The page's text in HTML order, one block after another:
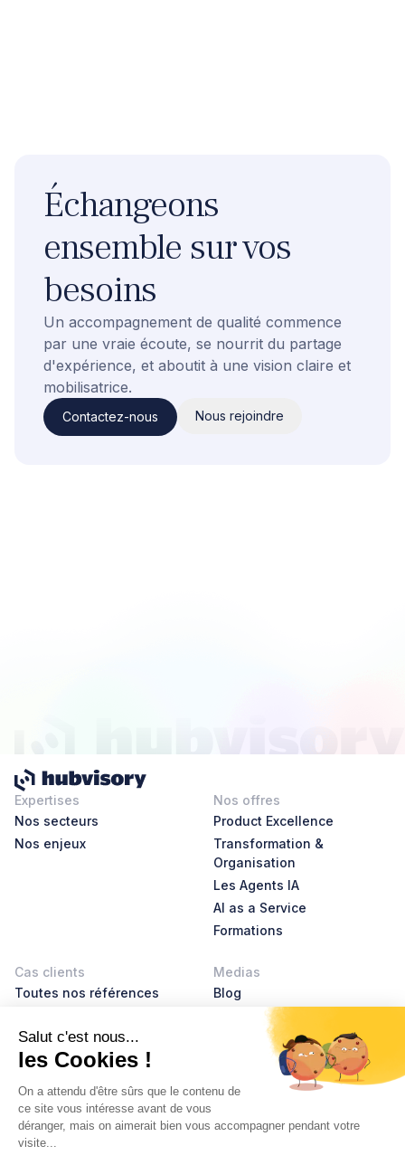
Échangeons
ensemble sur vos
besoins
Un accompagnement de qualité commence
par une vraie écoute, se nourrit du partage
d'expérience, et aboutit à une vision claire et
mobilisatrice.
Contactez-nous Nous rejoindre
Expertises
Nos secteurs
Nos enjeux
Nos offres
Product Excellence
Transformation &
Organisation
Les Agents IA
AI as a Service
Formations
Cas clients
Toutes nos références
Medias
Blog
AI Leader Stories
Product Leader Stories
Livres blancs
Glossaire
À propos
Nous rejoindre